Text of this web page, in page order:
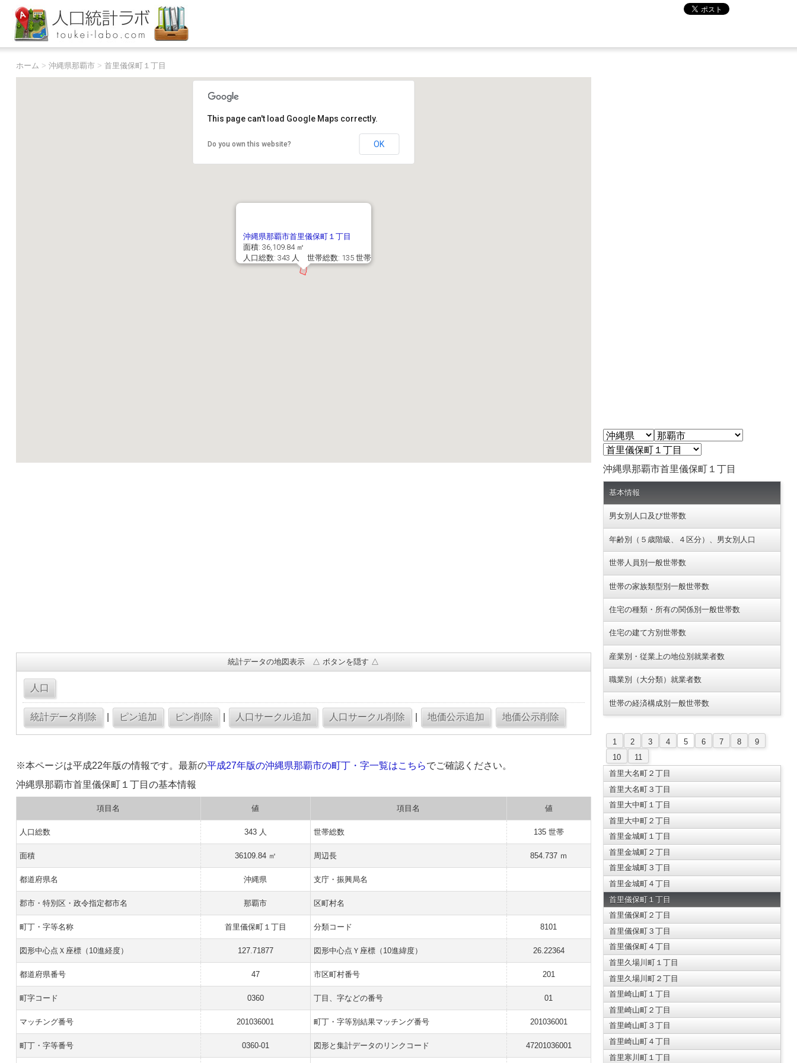
ホーム > 沖縄県那覇市> 首里儀保町１丁目
沖縄県那覇市首里儀保町１丁目
面積: 36,109.84 ㎡
人口総数: 343 人 世帯総数: 135 世帯
This page can't load Google Maps correctly.
Do you own this website? OK
統計データの地図表示 △ ボタンを隠す △
※本ページは平成22年版の情報です。最新の平成27年版の沖縄県那覇市の町丁・字一覧はこちらでご確認ください。
沖縄県那覇市首里儀保町１丁目の基本情報
項目名 値 項目名 値
人口総数 343 人 世帯総数 135 世帯
面積 36109.84 ㎡ 周辺長 854.737 ｍ
都道府県名 沖縄県 支庁・振興局名
郡市・特別区・政令指定都市名 那覇市 区町村名
町丁・字等名称 首里儀保町１丁目 分類コード 8101
図形中心点Ｘ座標（10進経度） 127.71877 図形中心点Ｙ座標（10進緯度） 26.22364
都道府県番号 47 市区町村番号 201
町字コード 0360 丁目、字などの番号 01
マッチング番号 201036001 町丁・字等別結果マッチング番号 201036001
町丁・字等番号 0360-01 図形と集計データのリンクコード 47201036001
沖縄県那覇市首里儀保町１丁目
基本情報
男女別人口及び世帯数
年齢別（５歳階級、４区分）、男女別人口
世帯人員別一般世帯数
世帯の家族類型別一般世帯数
住宅の種類・所有の関係別一般世帯数
住宅の建て方別世帯数
産業別・従業上の地位別就業者数
職業別（大分類）就業者数
世帯の経済構成別一般世帯数
1 2 3 4 5 6 7 8
9
10
11
首里大名町２丁目
首里大名町３丁目
首里大中町１丁目
首里大中町２丁目
首里金城町１丁目
首里金城町２丁目
首里金城町３丁目
首里金城町４丁目
首里儀保町１丁目
首里儀保町２丁目
首里儀保町３丁目
首里儀保町４丁目
首里久場川町１丁目
首里久場川町２丁目
首里崎山町１丁目
首里崎山町２丁目
首里崎山町３丁目
首里崎山町４丁目
首里寒川町１丁目